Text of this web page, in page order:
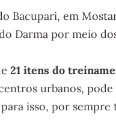
Bacupari, em
Darma por meio
21 itens do
urbanos,
isso, por